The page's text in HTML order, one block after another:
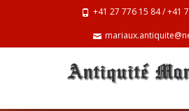
+41 27 776 15 84 / +41